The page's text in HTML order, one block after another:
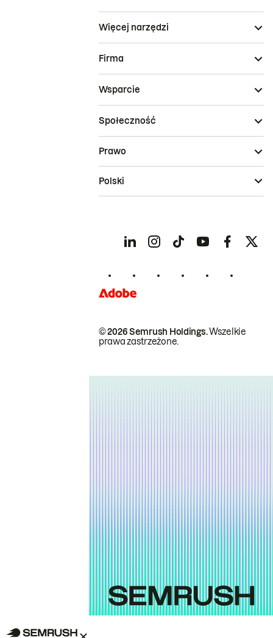
Więcej narzędzi
Firma
Wsparcie
Społeczność
© 2026 Semrush Holdings.Wszelkie
prawa zastrzeżone.
Prawo
Polski